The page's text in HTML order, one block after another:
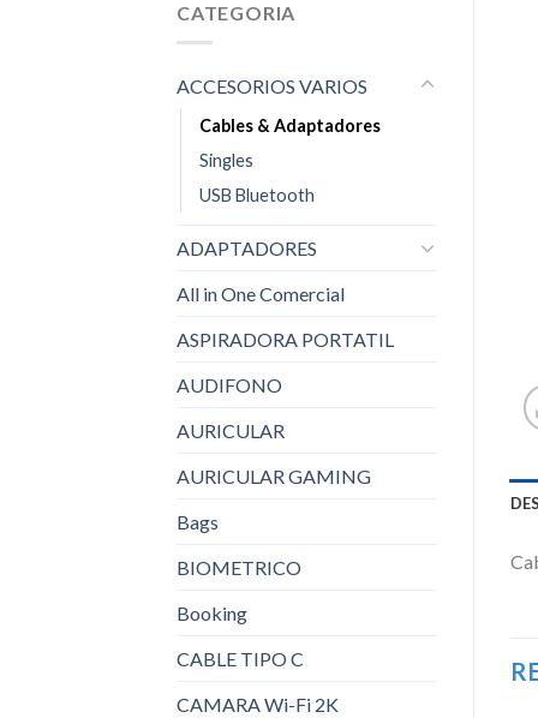
CATEGORIA
ACCESORIOS VARIOS
Cables & Adaptadores
Singles
USB Bluetooth
ADAPTADORES
All in One Comercial
ASPIRADORA PORTATIL
AUDIFONO
AURICULAR
AURICULAR GAMING
Bags
BIOMETRICO
Booking
CABLE TIPO C
CAMARA Wi-Fi 2K